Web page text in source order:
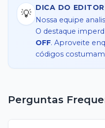
💡
DICA DO EDITOR
Nossa equipe
O destaque
OFF. Aproveite
códigos
Perguntas